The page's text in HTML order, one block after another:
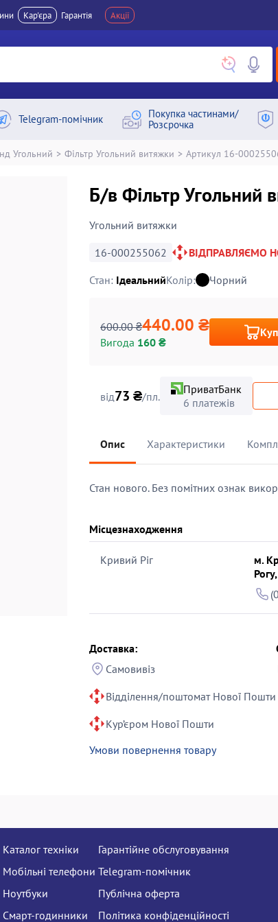
Кар'єра Гарантія Акції
Telegram-помічник
Покупка частинами/
Розсрочка
Угольний > Фільтр Угольний витяжки > Артикул 16-
Б/в Фільтр Угольний
Угольний витяжки
16-000255062
ВІДПРАВЛЯЄМО
Стан: ІдеальнийКолір: Чорний
600.00 ₴440.00 ₴
Вигода 160 ₴
від73 ₴/пл.
ПриватБанк
6 платежів
Опис Характеристики
Стан нового. Без помітних ознак
Місцезнаходження
Кривий Ріг
м.
Доставка:
Самовивіз
Відділення/поштомат Нової Пошти
Кур’єром Нової Пошти
Умови повернення товару
Каталог техніки
Мобільні телефони
Ноутбуки
Смарт-годинники
Гарантійне обслуговування
Telegram-помічник
Публічна оферта
Політика конфіденційності